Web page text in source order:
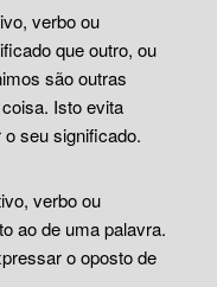
verbo ou
que outro, ou
são outras
Isto evita
seu significado.
verbo ou
ao de uma palavra.
o oposto de